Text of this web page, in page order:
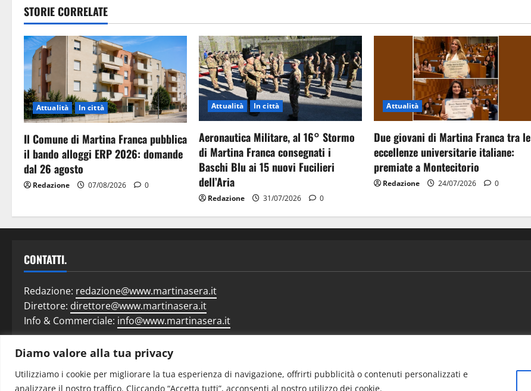
Diamo valore alla tua privacy
Utilizziamo i cookie per migliorare la tua esperienza di navigazione, offrirti pubblicità o contenuti personalizzati e
analizzare il nostro traffico. Cliccando “Accetta tutti”, acconsenti al nostro utilizzo dei cookie.
STORIE CORRELATE
Attualità In città
Il Comune di Martina Franca pubblica
il bando alloggi ERP 2026: domande
dal 26 agosto
Redazione 07/08/2026 0
Attualità In città
Aeronautica Militare, al 16° Stormo
di Martina Franca consegnati i
Baschi Blu ai 15 nuovi Fucilieri
dell’Aria
Redazione 31/07/2026 0
Attualità
Due giovani di Martina Franca tra le
eccellenze universitarie italiane:
premiate a Montecitorio
Redazione 24/07/2026 0
CONTATTI.
Redazione: redazione@www.martinasera.it
Direttore: direttore@www.martinasera.it
Info & Commerciale: info@www.martinasera.it